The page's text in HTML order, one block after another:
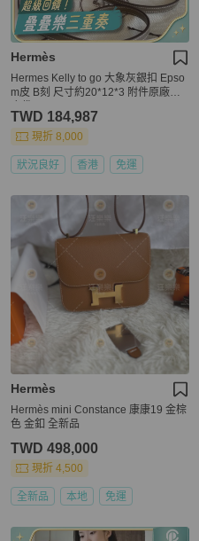
Hermès
Hermes Kelly to go 大象灰銀扣 Epso
m皮 B刻 尺寸約20*12*3 附件原廠盒
TWD 184,987
現折 8,000
狀況良好 香港 免運
Hermès
Hermès mini Constance 康康19 金棕
色 金釦 全新品
TWD 498,000
現折 4,500
全新品 本地 免運